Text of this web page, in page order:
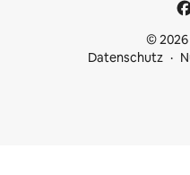
© 2026
Datenschutz